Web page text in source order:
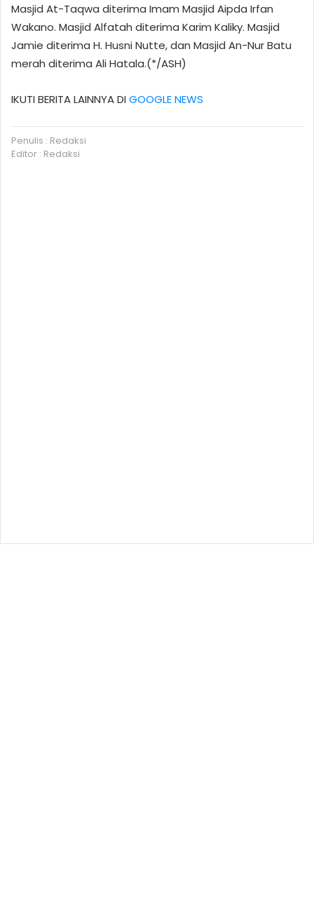
Masjid At-Taqwa diterima Imam Masjid Aipda Irfan
Wakano. Masjid Alfatah diterima Karim Kaliky. Masjid
Jamie diterima H. Husni Nutte, dan Masjid An-Nur Batu
merah diterima Ali Hatala.(*/ASH)
IKUTI BERITA LAINNYA DIGOOGLE NEWS
Penulis : Redaksi
Editor : Redaksi